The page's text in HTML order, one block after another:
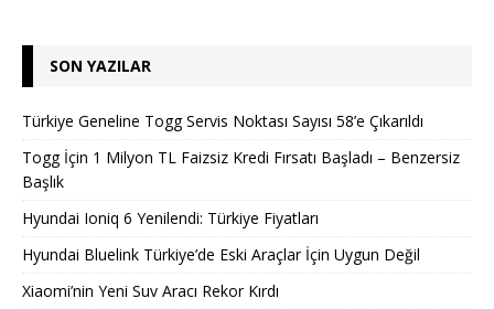
SON YAZILAR
Türkiye Geneline Togg Servis Noktası Sayısı 58’e Çıkarıldı
Togg İçin 1 Milyon TL Faizsiz Kredi Fırsatı Başladı – Benzersiz
Başlık
Hyundai Ioniq 6 Yenilendi: Türkiye Fiyatları
Hyundai Bluelink Türkiye’de Eski Araçlar İçin Uygun Değil
Xiaomi’nin Yeni Suv Aracı Rekor Kırdı